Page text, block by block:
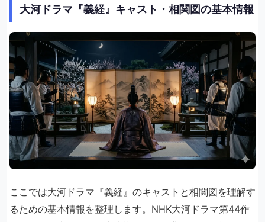
大河ドラマ『義経』キャスト・相関図の基本情報
ここでは大河ドラマ『義経』のキャストと相関図を理解す
るための基本情報を整理します。NHK大河ドラマ第44作